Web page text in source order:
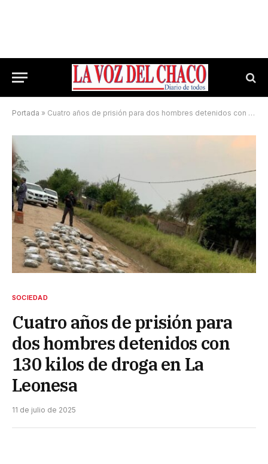
Portada » Cuatro años de prisión para dos hombres detenidos con 130 kilos de droga en La Leonesa
SOCIEDAD
Cuatro años de prisión para
dos hombres detenidos con
130 kilos de droga en La
Leonesa
11 de julio de 2025